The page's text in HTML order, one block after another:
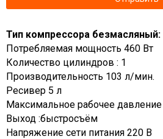
Тип компрессора безмасляный:
Потребляемая мощность 460 Вт
Количество цилиндров : 1
Производительность 103 л/мин.
Ресивер 5 л
Максимальное рабочее давление
Выход :быстросъём
Напряжение сети питания 220 В